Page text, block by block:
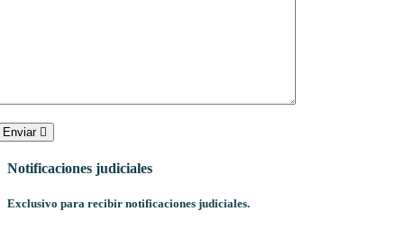
Enviar
Notificaciones judiciales
Exclusivo para recibir notificaciones judiciales.